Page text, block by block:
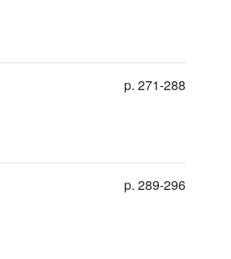
p. 271-288
p. 289-296